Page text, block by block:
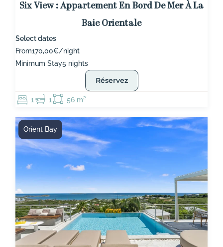
Six View : Appartement En Bord De Mer À La
Baie Orientale
Select dates
From170,00€/night
Minimum Stay5 nights
Réservez
1 1 56 m²
Orient Bay